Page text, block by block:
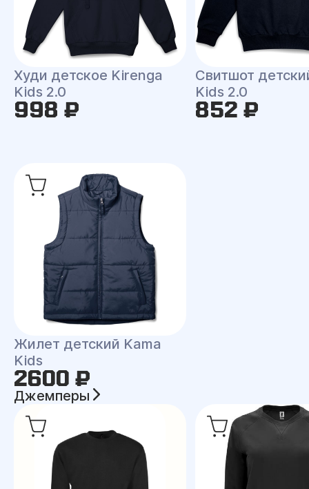
Худи детское Kirenga
Kids 2.0
998 ₽
Свитшот
Kids 2.0
852 ₽
Жилет детский Kama
Kids
2600 ₽
Джемперы